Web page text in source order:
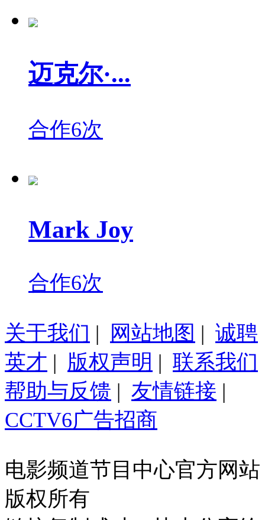
迈克尔·...
合作6次
Mark Joy
合作6次
关于我们 | 网站地图 | 诚聘
英才 | 版权声明 | 联系我们
帮助与反馈 | 友情链接 |
CCTV6广告招商
电影频道节目中心官方网站
版权所有